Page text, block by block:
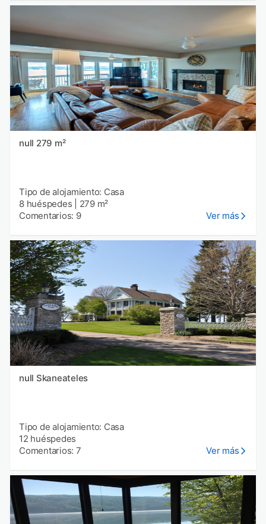
null 279 m²
Tipo de alojamiento: Casa
8 huéspedes
279 m²
Comentarios: 9
Ver más
null Skaneateles
Tipo de alojamiento: Casa
12 huéspedes
Comentarios: 7
Ver más